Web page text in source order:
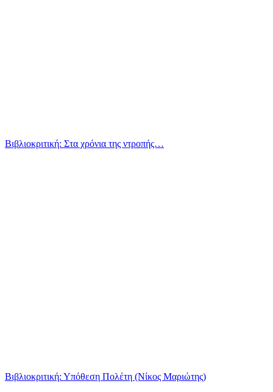
Βιβλιοκριτική: Στα χρόνια της ντροπής…
Βιβλιοκριτική: Υπόθεση Πολέτη (Νίκος Μαριώτης)